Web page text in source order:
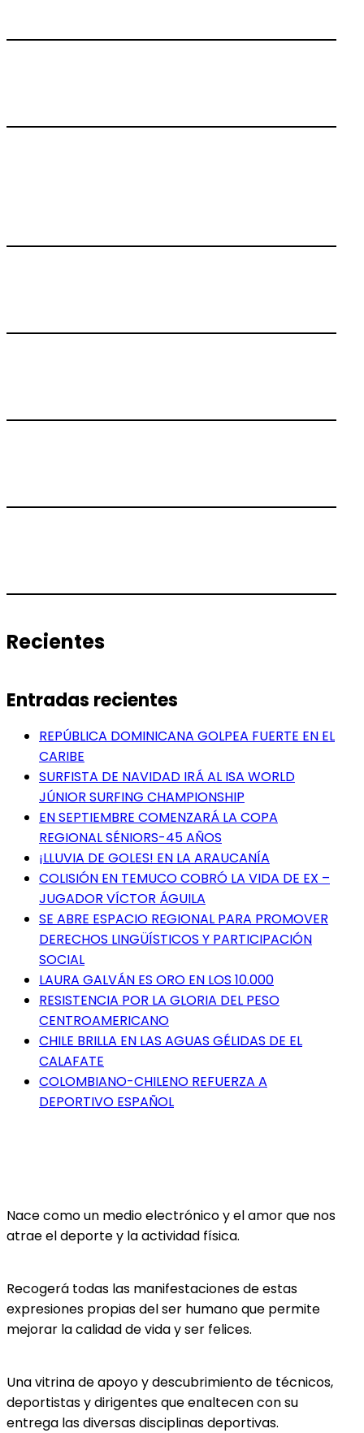
Recientes
Entradas recientes
REPÚBLICA DOMINICANA GOLPEA FUERTE EN EL
CARIBE
SURFISTA DE NAVIDAD IRÁ AL ISA WORLD
JÚNIOR SURFING CHAMPIONSHIP
EN SEPTIEMBRE COMENZARÁ LA COPA
REGIONAL SÉNIORS-45 AÑOS
¡LLUVIA DE GOLES! EN LA ARAUCANÍA
COLISIÓN EN TEMUCO COBRÓ LA VIDA DE EX –
JUGADOR VÍCTOR ÁGUILA
SE ABRE ESPACIO REGIONAL PARA PROMOVER
DERECHOS LINGÜÍSTICOS Y PARTICIPACIÓN
SOCIAL
LAURA GALVÁN ES ORO EN LOS 10.000
RESISTENCIA POR LA GLORIA DEL PESO
CENTROAMERICANO
CHILE BRILLA EN LAS AGUAS GÉLIDAS DE EL
CALAFATE
COLOMBIANO-CHILENO REFUERZA A
DEPORTIVO ESPAÑOL
Nace como un medio electrónico y el amor que nos
atrae el deporte y la actividad física.
Recogerá todas las manifestaciones de estas
expresiones propias del ser humano que permite
mejorar la calidad de vida y ser felices.
Una vitrina de apoyo y descubrimiento de técnicos,
deportistas y dirigentes que enaltecen con su
entrega las diversas disciplinas deportivas.